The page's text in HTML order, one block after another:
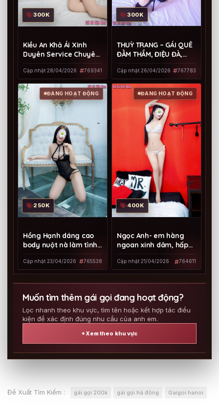
300K
Kiều An Khả Ái Xinh
Duyên Service Chuyên
Cập nhật 28/04/2026 769341
300K
THUỲ TRANG – GÁI QUÊ
ĐẰM THẮM, ĐIỆU ĐÀ,
NẤC, ĐƯỢM NỒNG
HƯƠNG QUÊ
Cập nhật 26/04/2026 767783
ĐANG HOẠT ĐỘNG
250K
Hồng Hạnh dáng cao
body nuột nà làm tình
Cập nhật 23/04/2026 765538
ĐANG HOẠT ĐỘNG
400K
Ngọc Anh- em hàng
ngoan xinh dâm, hấp
Cập nhật 21/04/2026 764611
Muốn tìm thêm gái gọi đang hoạt động?
Lọc nhanh theo khu vực, tìm tên hoặc kết hợp tác điều
kiện để xác định đúng nhu cầu của anh em.
⌖ Xem theo khu vực
Đề Xuất Tìm Kiếm : gái gọi 200k gái gọi hà đông Gaigoi hanoi